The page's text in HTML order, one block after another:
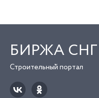
БИРЖА СНГ
Строительный портал